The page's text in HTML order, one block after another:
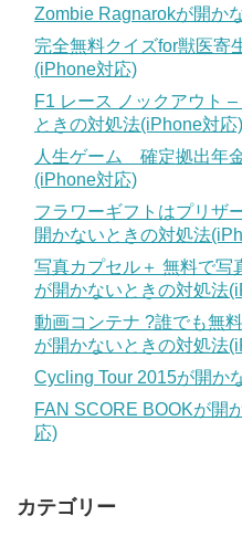
Zombie Ragnarokが開か
完全無料クイズfor獣医寄
(iPhone対応)
F1 レース ノックアウト
ときの対処法(iPhone対応)
人生ゲーム 確定拠出年
(iPhone対応)
フラワーギフトはプリザ
開かないときの対処法
写真カプセル＋ 無料で写
が開かないときの対処法
動画コンテナ ?誰でも無
が開かないときの対処法
Cycling Tour 2015が開か
FAN SCORE BOOKが開
応)
カテゴリー